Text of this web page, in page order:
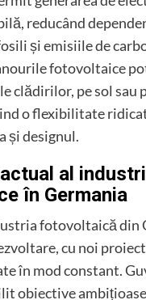
reducând
și emisiile de
fotovoltaice
clădirilor, pe sol sau
o flexibilitate
și designul.
al
în Germania
fotovoltaică din
cu noi
în mod constant.
obiective